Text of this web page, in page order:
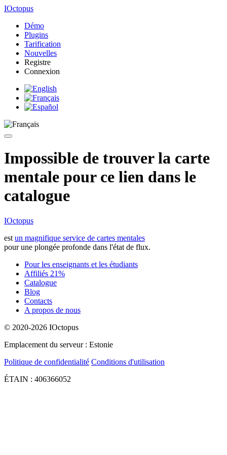
IOctopus
Démo
Plugins
Tarification
Nouvelles
Registre
Connexion
Impossible de trouver la carte
mentale pour ce lien dans le
catalogue
IOctopus
est un magnifique service de cartes mentales
pour une plongée profonde dans l'état de flux.
Pour les enseignants et les étudiants
Affiliés 21%
Catalogue
Blog
Contacts
A propos de nous
© 2020-2026 IOctopus
Emplacement du serveur : Estonie
Politique de confidentialité Conditions d'utilisation
ÉTAIN : 406366052